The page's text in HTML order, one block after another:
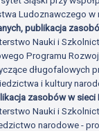
Ludoznawczego
publikacja
Nauki i
Programu
długofalowych
i kultury
zasobów w sieci
Nauki i
narodowe -